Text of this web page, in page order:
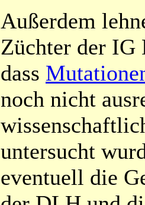
Außerdem
Züchter der IG
dass
noch nicht
untersucht
eventuell die